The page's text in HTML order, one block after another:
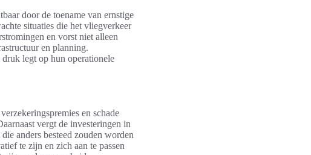
door de toename van ernstige
situaties die het vliegverkeer
en vorst niet alleen
en planning.
legt op hun operationele
en schade
vergt de investeringen in
anders besteed zouden worden
te zijn en zich aan te passen